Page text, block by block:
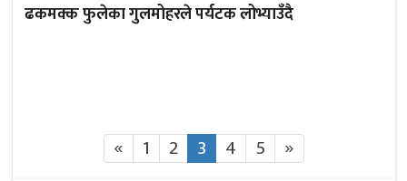
ढकमक्क फुलेका गुलमोहरले पर्यटक लोभ्याउँदै
« 1 2 3 4 5 »